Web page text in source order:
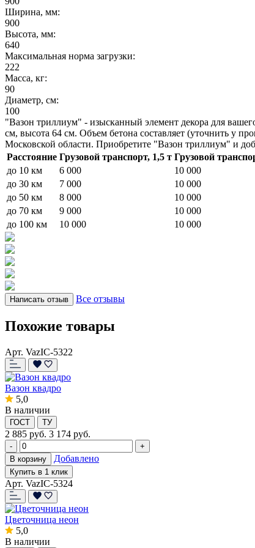
Ширина, мм:
900
Высота, мм:
640
Максимальная норма загрузки:
222
Масса, кг:
90
Диаметр, см:
100
"Вазон триллиум" - изысканный элемент декора для
см, высота 64 см. Объем бетона составляет (уточнить у
Московской области. Приобретите "Вазон триллиум" и
Расстояние Грузовой транспорт, 1,5 т Грузовой
до 10 км
6 000 10 000
до 30 км
7 000 10 000
до 50 км
8 000 10 000
до 70 км
9 000 10 000
до 100 км
10 000 10 000
Написать отзыв Все отзывы
Похожие товары
Арт. VazIC-5322
Вазон квадро
5,0
В наличии
ГОСТ ТУ
2 885 руб. 3 174 руб.
-
+
В корзину
Добавлено
Купить в 1 клик
Арт. VazIC-5324
Цветочница неон
5,0
В наличии